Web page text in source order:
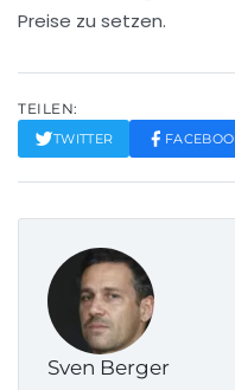
Preise zu setzen.
TEILEN:
TWITTER
Sven Berger